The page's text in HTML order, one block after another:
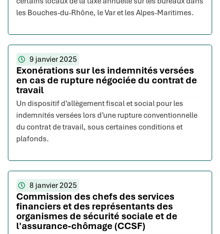
les Bouches-du-Rhône, le Var et les Alpes-Maritimes.
9 janvier 2025
Exonérations sur les indemnités versées
en cas de rupture négociée du contrat de
travail
Un dispositif d’allègement fiscal et social pour les
indemnités versées lors d’une rupture conventionnelle
du contrat de travail, sous certaines conditions et
plafonds.
8 janvier 2025
Commission des chefs des services
financiers et des représentants des
organismes de sécurité sociale et de
l'assurance-chômage (CCSF)